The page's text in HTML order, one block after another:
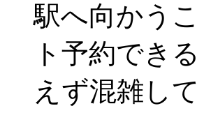
駅へ向かう
ト予約でき
えず混雑し